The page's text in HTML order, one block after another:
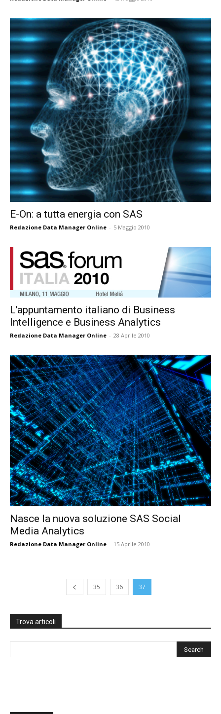
E-On: a tutta energia con SAS
Redazione Data Manager Online - 5 Maggio 2010
L’appuntamento italiano di Business
Intelligence e Business Analytics
Redazione Data Manager Online - 28 Aprile 2010
Nasce la nuova soluzione SAS Social
Media Analytics
Redazione Data Manager Online - 15 Aprile 2010
35 36 37
Trova articoli